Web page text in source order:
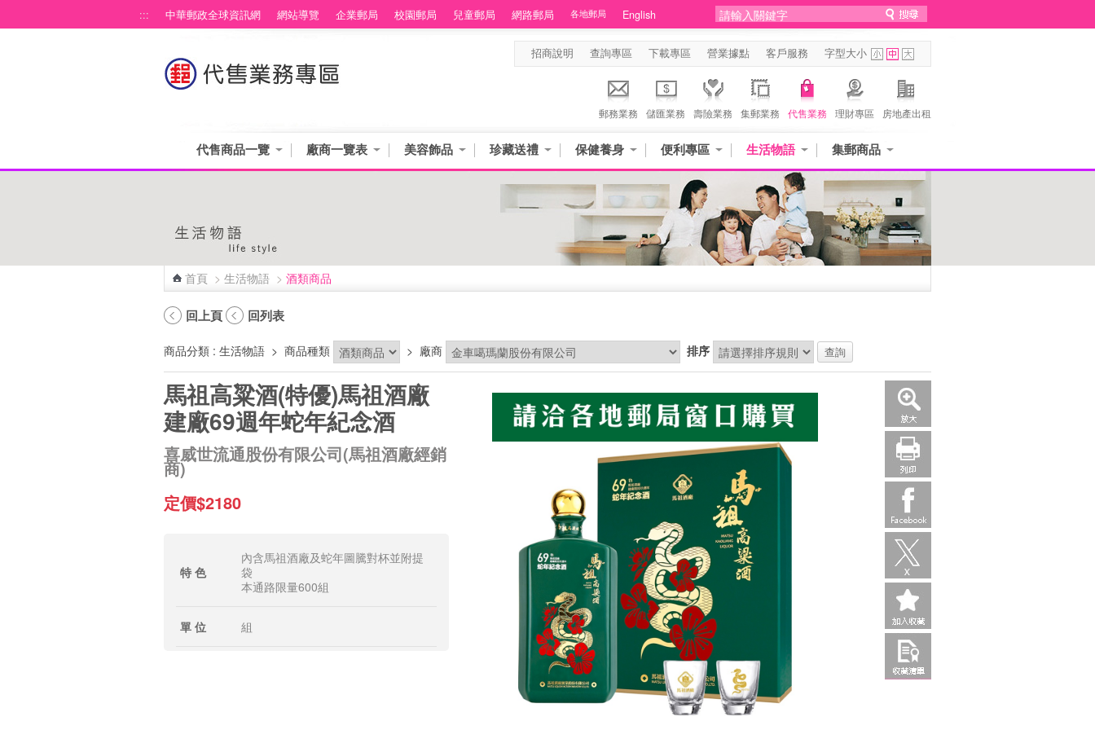
::: 中華郵政全球資訊網 網站導覽 企業郵局 校園郵局 兒童郵局 網路郵局 各地郵局 English
招商說明 查詢專區 下載專區 營業據點 客戶服務 字型大小
郵務業務 儲匯業務 壽險業務 集郵業務 代售業務 理財專區 房地產出租
代售商品一覽 廠商一覽表 美容飾品 珍藏送禮 保健養身 便利專區 生活物語 集郵商品
首頁 > 生活物語 > 酒類商品
回上頁 回列表
商品分類 : 生活物語 > 商品種類 > 廠商 排序
馬祖高粱酒(特優)馬祖酒廠
建廠69週年蛇年紀念酒
喜威世流通股份有限公司(馬祖酒廠經銷
商)
定價$2180
特 色
內含馬祖酒廠及蛇年圖騰對杯並附提
袋
本通路限量600組
單 位 組